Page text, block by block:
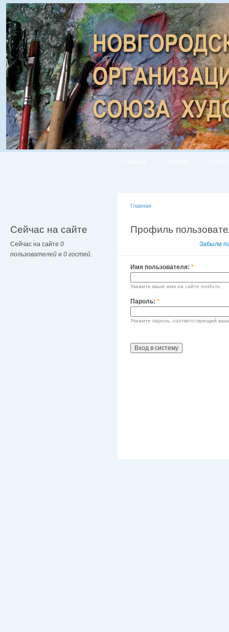
Сейчас на сайте
Сейчас на сайте 0
пользователей и 0 гостей.
Главная
Профиль
Забыли
Имя пользователя: *
Укажите ваше имя на сайте noshr.ru.
Пароль: *
Укажите пароль, соответствующий